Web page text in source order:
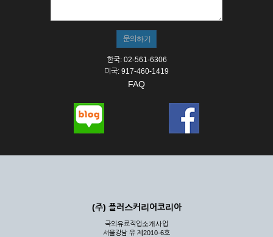
한국: 02-561-6306
미국: 917-460-1419
FAQ
(주) 플러스커리어코리아
국외유료직업소개사업
서울강남 유 제2010-6호